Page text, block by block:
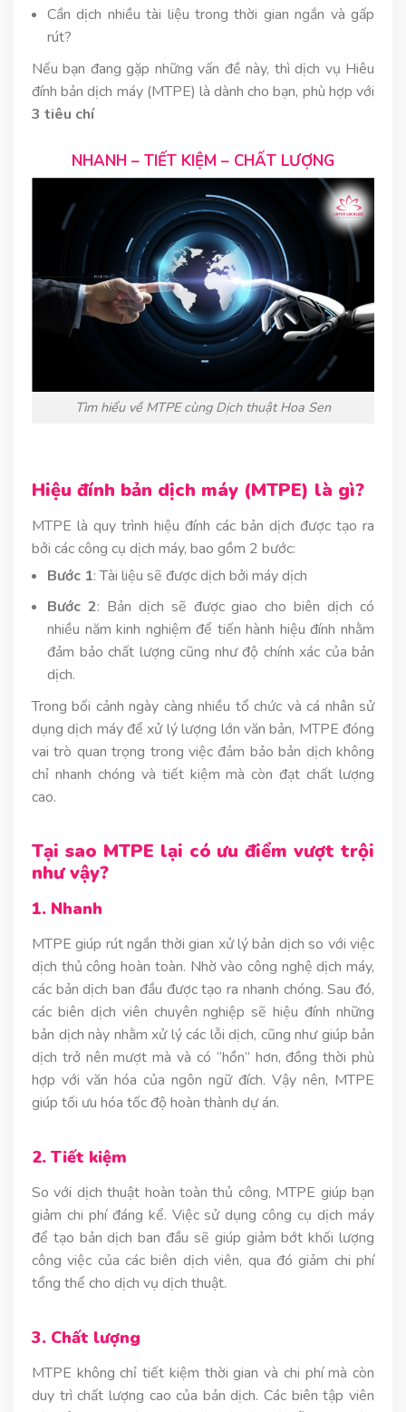
Cần dịch nhiều tài liệu trong thời gian ngắn và gấp
rút?
Nếu bạn đang gặp những vấn đề này, thì dịch vụ Hiêu
đính bản dịch máy (MTPE) là dành cho bạn, phù hợp với
3 tiêu chí
NHANH – TIẾT KIỆM – CHẤT LƯỢNG
Tìm hiểu về MTPE cùng Dịch thuật Hoa Sen
Hiệu đính bản dịch máy (MTPE) là gì?
MTPE là quy trình hiệu đính các bản dịch được tạo ra
bởi các công cụ dịch máy, bao gồm 2 bước:
Bước 1: Tài liệu sẽ được dịch bởi máy dịch
Bước 2: Bản dịch sẽ được giao cho biên dịch có
nhiều năm kinh nghiệm để tiến hành hiệu đính nhằm
đảm bảo chất lượng cũng như độ chính xác của bản
dịch.
Trong bối cảnh ngày càng nhiều tổ chức và cá nhân sử
dụng dịch máy để xử lý lượng lớn văn bản, MTPE đóng
vai trò quan trọng trong việc đảm bảo bản dịch không
chỉ nhanh chóng và tiết kiệm mà còn đạt chất lượng
cao.
Tại sao MTPE lại có ưu điểm vượt trội
như vậy?
1. Nhanh
MTPE giúp rút ngắn thời gian xử lý bản dịch so với việc
dịch thủ công hoàn toàn. Nhờ vào công nghệ dịch máy,
các bản dịch ban đầu được tạo ra nhanh chóng. Sau đó,
các biên dịch viên chuyên nghiệp sẽ hiệu đính những
bản dịch này nhằm xử lý các lỗi dịch, cũng như giúp bản
dịch trở nên mượt mà và có “hồn” hơn, đồng thời phù
hợp với văn hóa của ngôn ngữ đích. Vậy nên, MTPE
giúp tối ưu hóa tốc độ hoàn thành dự án.
2. Tiết kiệm
So với dịch thuật hoàn toàn thủ công, MTPE giúp bạn
giảm chi phí đáng kể. Việc sử dụng công cụ dịch máy
để tạo bản dịch ban đầu sẽ giúp giảm bớt khối lượng
công việc của các biên dịch viên, qua đó giảm chi phí
tổng thể cho dịch vụ dịch thuật.
3. Chất lượng
MTPE không chỉ tiết kiệm thời gian và chi phí mà còn
duy trì chất lượng cao của bản dịch. Các biên tập viên